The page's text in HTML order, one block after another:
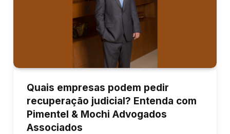
Quais empresas podem pedir
recuperação judicial? Entenda com
Pimentel & Mochi Advogados
Associados